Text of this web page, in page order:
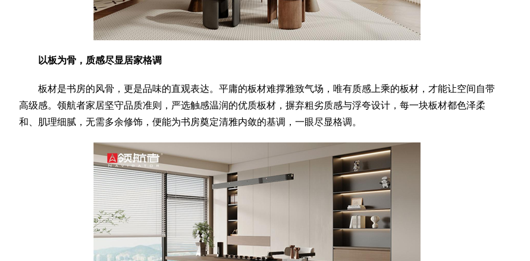
以板为骨，质感尽显居家格调
板材是书房的风骨，更是品味的直观表达。平庸的板材难撑雅致气场，唯有质感上乘的板材，才能让空间自带
高级感。领航者家居坚守品质准则，严选触感温润的优质板材，摒弃粗劣质感与浮夸设计，每一块板材都色泽柔
和、肌理细腻，无需多余修饰，便能为书房奠定清雅内敛的基调，一眼尽显格调。